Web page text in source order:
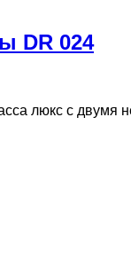
DR 024
люкс с двумя